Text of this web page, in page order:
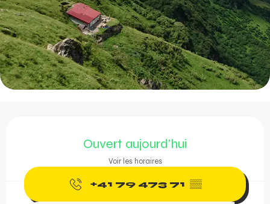
Ouvert aujourd'hui
Voir les horaires
+41 79 473 71 ▒▒